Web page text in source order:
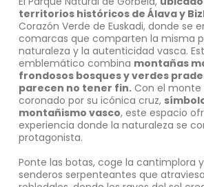
territorios históricos de Álava y
Corazón Verde de Euskadi, donde se
comarcas que comparten la misma
naturaleza y la autenticidad vasca.
emblemático combina montañas
frondosos bosques y verdes
parecen no tener fin.Con el monte
coronado por su icónica cruz,
montañismo vasco, este espacio
experiencia donde la naturaleza se
protagonista.
Ponte las botas, coge la cantimplora
senderos serpenteantes que